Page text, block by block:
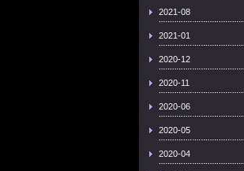
2021-08
2021-01
2020-12
2020-11
2020-06
2020-05
2020-04